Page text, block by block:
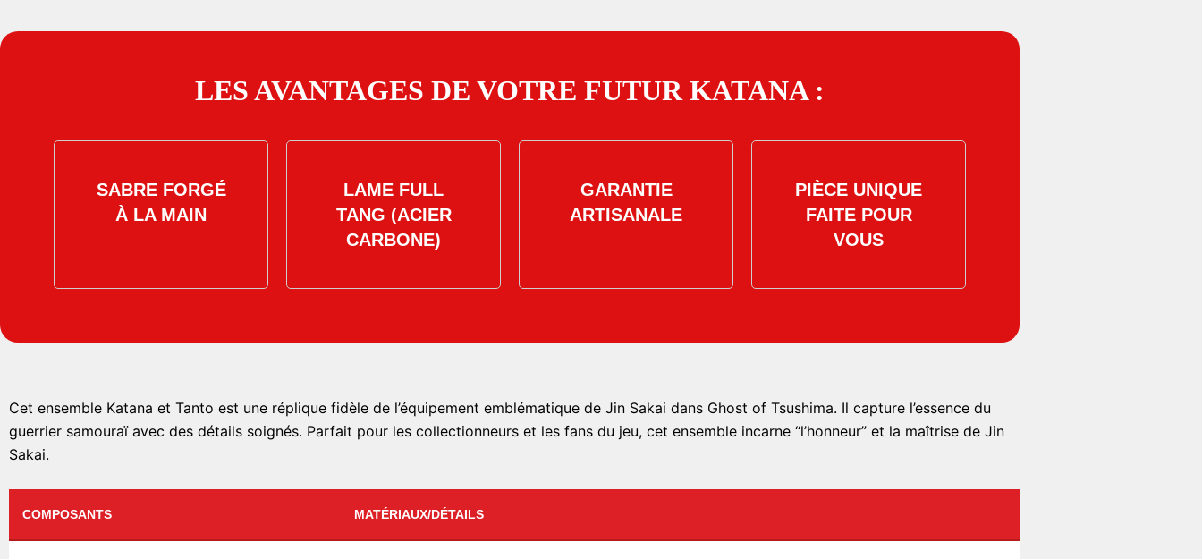
LES AVANTAGES DE VOTRE FUTUR KATANA :
SABRE FORGÉ
À LA MAIN
LAME FULL
TANG (ACIER
CARBONE)
GARANTIE
ARTISANALE
PIÈCE UNIQUE
FAITE POUR
VOUS
Cet ensemble Katana et Tanto est une réplique fidèle de l’équipement emblématique de Jin Sakai dans Ghost of Tsushima. Il capture l’essence du
guerrier samouraï avec des détails soignés. Parfait pour les collectionneurs et les fans du jeu, cet ensemble incarne “l’honneur” et la maîtrise de Jin
Sakai.
COMPOSANTS MATÉRIAUX/DÉTAILS